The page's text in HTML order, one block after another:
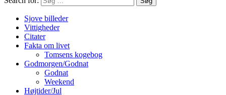
Sjove billeder
Vittigheder
Citater
Fakta om livet
Tomsens kogebog
Godmorgen/Godnat
Godnat
Weekend
Højtider/Jul